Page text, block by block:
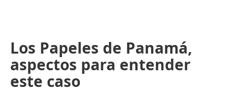
Los Papeles de Panamá,
aspectos para entender
este caso